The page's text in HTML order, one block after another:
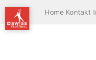
Home Kontakt